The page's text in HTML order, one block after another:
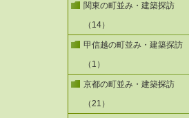
関東の町並み・建築探訪
（14）
甲信越の町並み・建築探訪
（1）
京都の町並み・建築探訪
（21）